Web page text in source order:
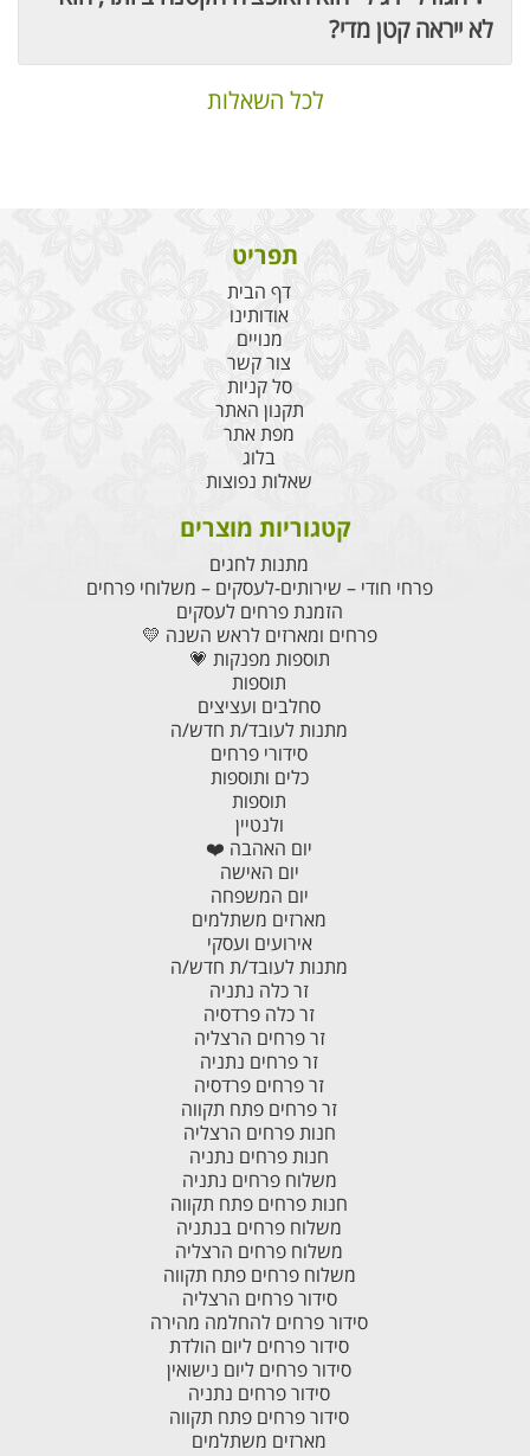
לא ייראה קטן מדי?
לכל השאלות
תפריט
דף הבית
אודותינו
מנויים
צור קשר
סל קניות
תקנון האתר
מפת אתר
בלוג
שאלות נפוצות
קטגוריות מוצרים
מתנות לחגים
פרחי חודי – שירותים-לעסקים – משלוחי פרחים
הזמנת פרחים לעסקים
פרחים ומארזים לראש השנה 💛
תוספות מפנקות 💗
תוספות
סחלבים ועציצים
מתנות לעובד/ת חדש/ה
סידורי פרחים
כלים ותוספות
תוספות
ולנטיין
יום האהבה ❤️
יום האישה
יום המשפחה
מארזים משתלמים
אירועים ועסקי
מתנות לעובד/ת חדש/ה
זר כלה נתניה
זר כלה פרדסיה
זר פרחים הרצליה
זר פרחים נתניה
זר פרחים פרדסיה
זר פרחים פתח תקווה
חנות פרחים הרצליה
חנות פרחים נתניה
משלוח פרחים נתניה
חנות פרחים פתח תקווה
משלוח פרחים בנתניה
משלוח פרחים הרצליה
משלוח פרחים פתח תקווה
סידור פרחים הרצליה
סידור פרחים להחלמה מהירה
סידור פרחים ליום הולדת
סידור פרחים ליום נישואין
סידור פרחים נתניה
סידור פרחים פתח תקווה
מארזים משתלמים